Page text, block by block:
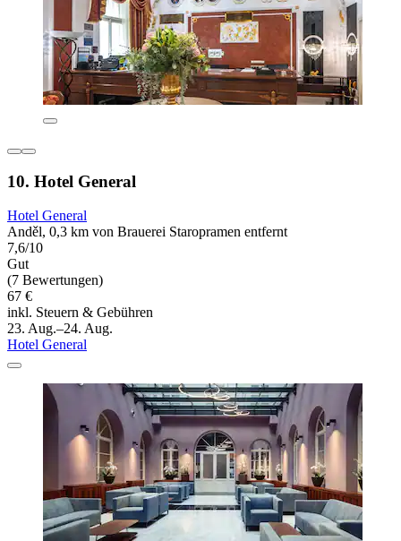
10. Hotel General
Hotel General
Anděl, 0,3 km von Brauerei Staropramen entfernt
7,6/10
Gut
(7 Bewertungen)
67 €
inkl. Steuern & Gebühren
23. Aug.–24. Aug.
Hotel General